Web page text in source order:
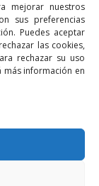
mejorar nuestros
sus preferencias
Puedes aceptar
las cookies,
rechazar su uso
más información en
(Bcn)